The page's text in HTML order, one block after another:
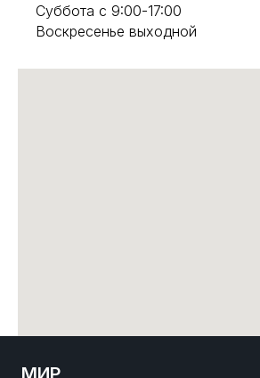
Суббота с 9:00-17:00
Воскресенье выходной
МИР